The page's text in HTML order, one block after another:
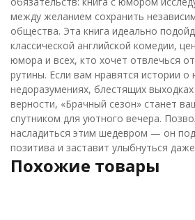
между желанием сохранить
общества. Эта книга идеально
классической английской комедии,
юмора и всех, кто хочет отвлечься
рутины. Если вам нравятся истории о
недоразумениях, блестящих
верности, «Брачный сезон» станет
спутником для уютного вечера.
насладиться этим шедевром — он
позитива и заставит улыбнуться
Похожие товары